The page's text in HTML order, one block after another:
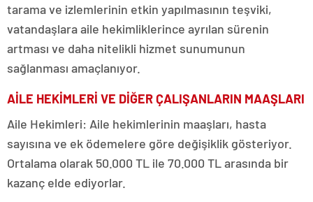
tarama ve izlemlerinin etkin yapılmasının teşviki,
vatandaşlara aile hekimliklerince ayrılan sürenin
artması ve daha nitelikli hizmet sunumunun
sağlanması amaçlanıyor.
AİLE HEKİMLERİ VE DİĞER ÇALIŞANLARIN MAAŞLARI
Aile Hekimleri: Aile hekimlerinin maaşları, hasta
sayısına ve ek ödemelere göre değişiklik gösteriyor.
Ortalama olarak 50.000 TL ile 70.000 TL arasında bir
kazanç elde ediyorlar.